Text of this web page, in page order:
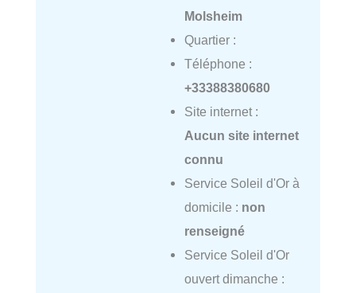
Molsheim
Quartier :
Téléphone :
+33388380680
Site internet :
Aucun site internet
connu
Service Soleil d'Or à
domicile : non
renseigné
Service Soleil d'Or
ouvert dimanche :